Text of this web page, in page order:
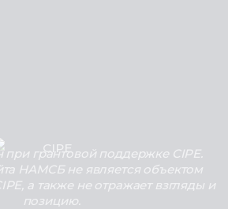
при грантовой поддержке CIPE.
НАМСБ не является объектом
а также не отражает взгляды и
позицию.